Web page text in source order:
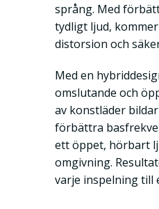
språng. Med
tydligt ljud,
distorsion och
Med en
omslutande och
av konstläder
förbättra
ett öppet, hörbart
omgivning.
varje inspelning till